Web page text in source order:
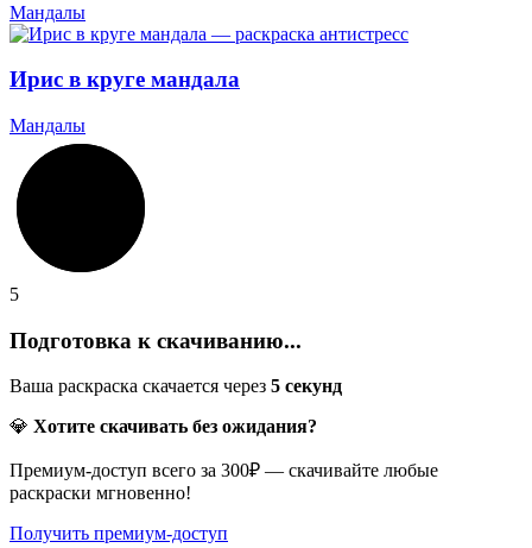
Мандалы
Ирис в круге мандала
Мандалы
5
Подготовка к скачиванию...
Ваша раскраска скачается через 5 секунд
💎 Хотите скачивать без ожидания?
Премиум-доступ всего за 300₽ — скачивайте любые
раскраски мгновенно!
Получить премиум-доступ